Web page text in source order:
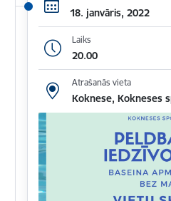
18. janvāris, 2022
Laiks
20.00
Atrašanās vieta
Koknese, Kokneses